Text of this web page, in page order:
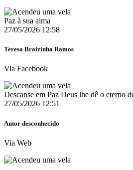
Paz à sua alma
27/05/2026 12:58
Teresa Braizinha Ramos
Via Facebook
Descanse em Paz Deus lhe dê o eterno
27/05/2026 12:51
Autor desconhecido
Via Web